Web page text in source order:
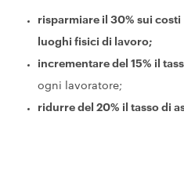
risparmiare il 30% sui costi
luoghi fisici di lavoro;
incrementare del 15% il
ogni lavoratore;
ridurre del 20% il tasso di